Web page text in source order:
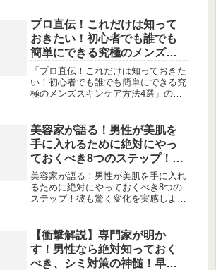
り優れている理由高評価サロン専売ア
ミノ酸シャンプーのご紹介自然派シャ
ン...
プロ直伝！これだけは知って
おきたい！初心者でも誰でも
簡単にできる究極のメンズス
キンケア方法4選
「プロ直伝！これだけは知っておきた
い！初心者でも誰でも簡単にできる究
極のメンズスキンケア方法4選」の記
法、乾燥を防ぐ保湿の方法、未来の肌
を守る紫外線対策など、男性向けに役
立...
美容家が語る！男性が美肌を
手に入れるために絶対にやっ
ておくべき8つのステップ！彼
も驚く変化を実感しよう
美容家が語る！男性が美肌を手に入れ
るために絶対にやっておくべき8つの
ステップ！彼も驚く変化を実感しよう
を心がける美肌を手に入れるために
は、定期的な運動を心がけることが大
切で...
【衝撃解説】専門家が明か
す！男性なら絶対知っておく
べき、シミ対策の神髄！早い